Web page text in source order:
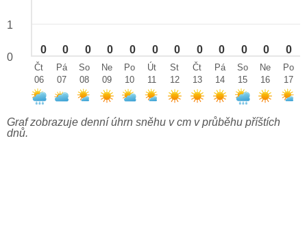
0 0 0 0 0 0 0 0 0 0 0 0
1
0
Čt
06
Pá
07
So
08
Ne
09
Po
10
Út
11
St
12
Čt
13
Pá
14
So
15
Ne
16
Po
17
Graf zobrazuje denní úhrn sněhu v cm v průběhu příštích
dnů.